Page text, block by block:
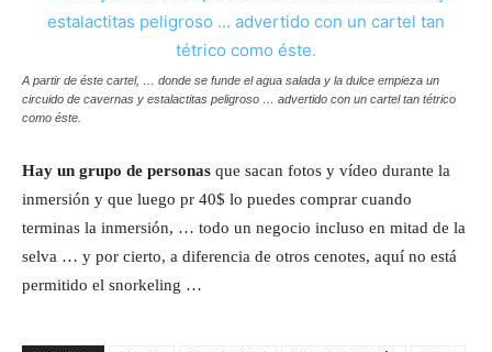
A partir de éste cartel, … donde se funde el agua salada y la dulce empieza un
circuido de cavernas y estalactitas peligroso … advertido con un cartel tan tétrico
como éste.
Hay un grupo de personas que sacan fotos y vídeo durante la
inmersión y que luego pr 40$ lo puedes comprar cuando
terminas la inmersión, … todo un negocio incluso en mitad de la
selva … y por cierto, a diferencia de otros cenotes, aquí no está
permitido el snorkeling …